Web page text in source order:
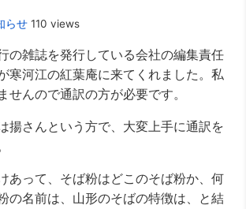
らせ 110 views
の雑誌を発行している会社の編集責任
寒河江の紅葉庵に来てくれました。私
せんので通訳の方が必要です。
揚さんという方で、大変上手に通訳を
あって、そば粉はどこのそば粉か、何
の名前は、山形のそばの特徴は、と結